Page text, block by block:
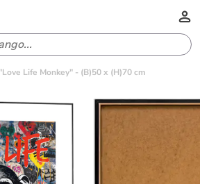
Life Monkey" - (B)50 x (H)70 cm